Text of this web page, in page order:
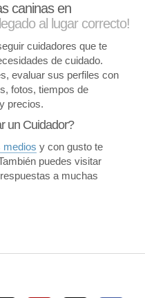
caninas en
al lugar correcto!
cuidadores que te
de cuidado.
evaluar sus perfiles con
fotos, tiempos de
precios.
un Cuidador?
medios y con gusto te
puedes visitar
a muchas